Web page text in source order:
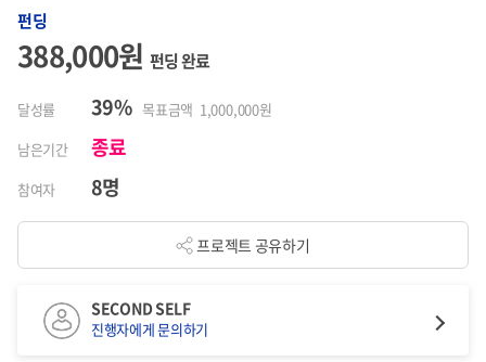
펀딩
388,000원 펀딩 완료
달성률 39% 목표금액 1,000,000원
남은기간
종료
참여자 8명
프로젝트 공유하기
SECOND SELF
진행자에게 문의하기